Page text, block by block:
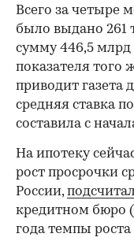
Всего за четыре
было выдано 261
сумму 446,5 млрд
показателя того
приводит
средняя ставка
составила с
На ипотеку
рост просрочки
России,
кредитном бюро
года темпы